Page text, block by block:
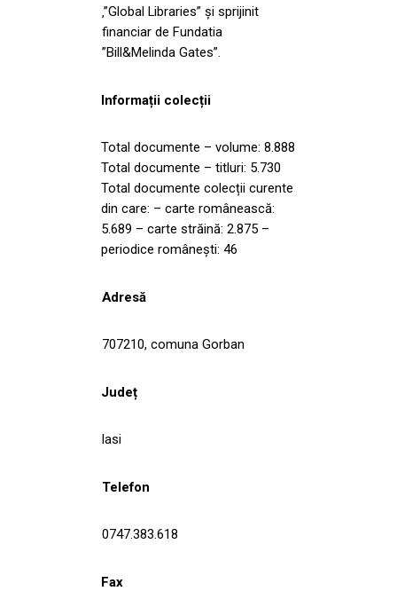
‚”Global Libraries” și sprijinit
financiar de Fundatia
”Bill&Melinda Gates”.
Informații colecții
Total documente – volume: 8.888
Total documente – titluri: 5.730
Total documente colecții curente
din care: – carte românească:
5.689 – carte străină: 2.875 –
periodice românești: 46
Adresă
707210, comuna Gorban
Județ
Iasi
Telefon
0747.383.618
Fax